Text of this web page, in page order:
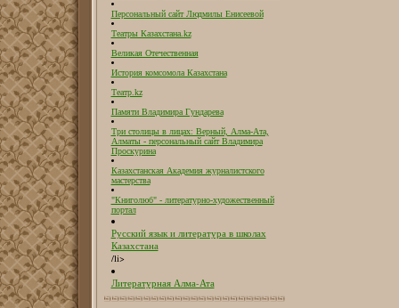
Персональный сайт Людмилы Енисеевой
Театры Казахстана.kz
Великая Отечественная
История комсомола Казахстана
Театр.kz
Памяти Владимира Гундарева
Три столицы в лицах: Верный, Алма-Ата,
Алматы - персональный сайт Владимира
Проскурина
Казахстанская Академия журналистского
мастерства
"Книголюб" - литературно-художественный
портал
Русский язык и литература в школах
Казахстана
/li>
Литературная Алма-Ата